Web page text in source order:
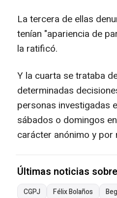
La tercera de ellas
tenían "apariencia de
la ratificó.
Y la cuarta se trataba
determinadas
personas investigadas
sábados o domingos
carácter anónimo y por
Últimas noticias
CGPJ Félix Bolaños